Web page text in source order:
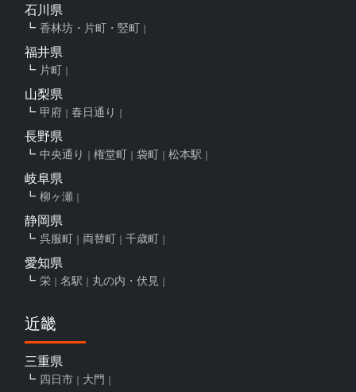
石川県
香林坊・片町・竪町
福井県
片町
山梨県
甲府 春日通り
長野県
中央通り 権堂町 袋町 松本駅
岐阜県
柳ヶ瀬
静岡県
呉服町 両替町 千歳町
愛知県
栄 名駅 丸の内・伏見
近畿
三重県
四日市 大門